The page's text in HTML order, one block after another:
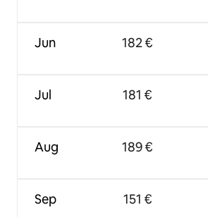
Jun
Jul
Aug
Sep
182 €
181 €
189 €
151 €